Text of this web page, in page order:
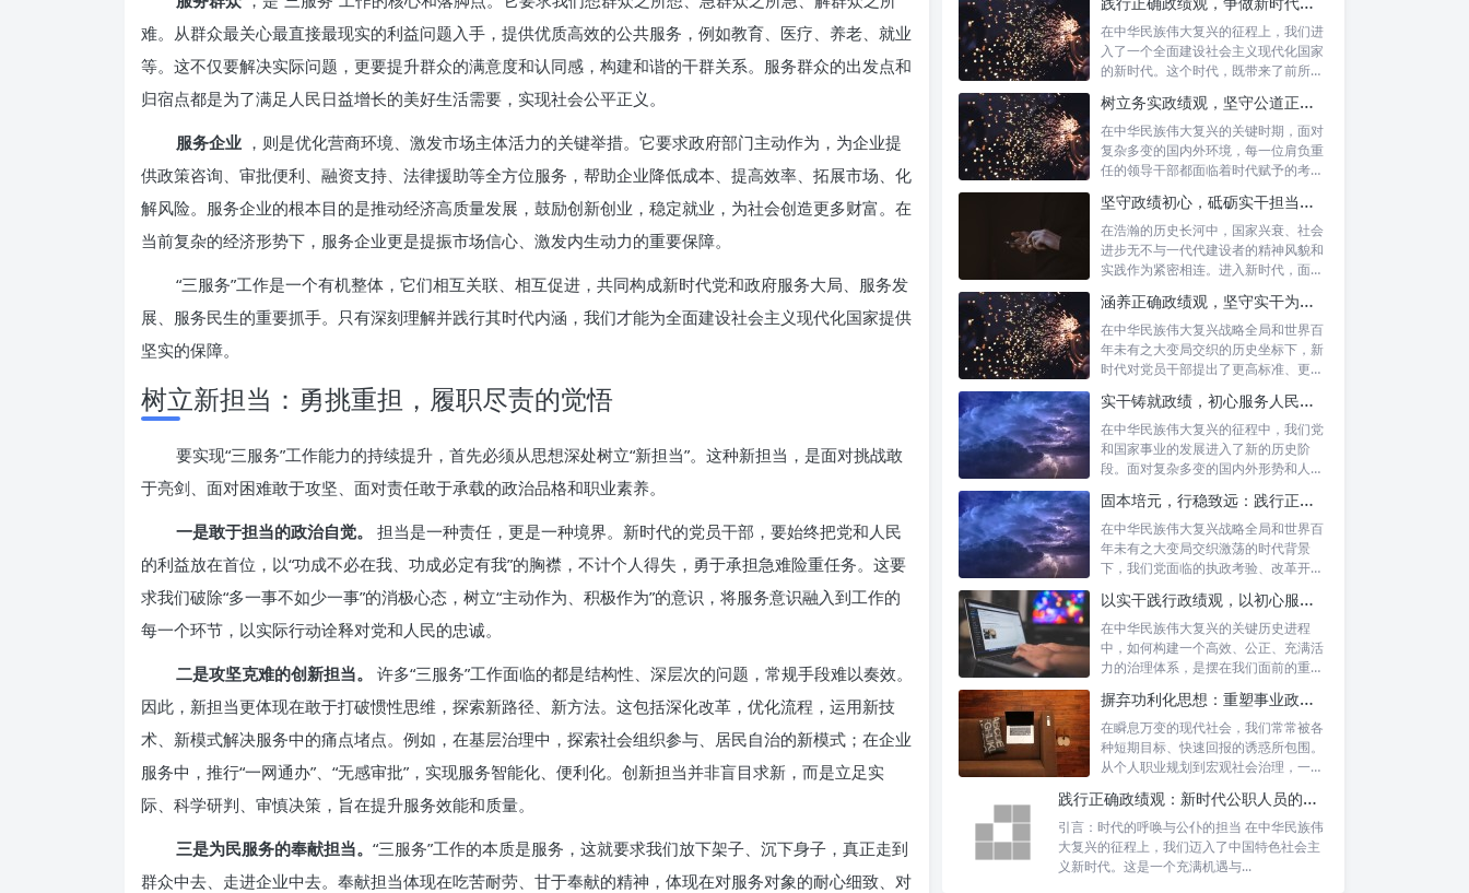
难。从群众最关心最直接最现实的利益问题入手，提供优质高效的公共服务，例如教育、医疗、养老、就业
等。这不仅要解决实际问题，更要提升群众的满意度和认同感，构建和谐的干群关系。服务群众的出发点和
归宿点都是为了满足人民日益增长的美好生活需要，实现社会公平正义。
服务企业 ，则是优化营商环境、激发市场主体活力的关键举措。它要求政府部门主动作为，为企业提
供政策咨询、审批便利、融资支持、法律援助等全方位服务，帮助企业降低成本、提高效率、拓展市场、化
解风险。服务企业的根本目的是推动经济高质量发展，鼓励创新创业，稳定就业，为社会创造更多财富。在
当前复杂的经济形势下，服务企业更是提振市场信心、激发内生动力的重要保障。
“三服务”工作是一个有机整体，它们相互关联、相互促进，共同构成新时代党和政府服务大局、服务发
展、服务民生的重要抓手。只有深刻理解并践行其时代内涵，我们才能为全面建设社会主义现代化国家提供
坚实的保障。
树立新担当：勇挑重担，履职尽责的觉悟
要实现“三服务”工作能力的持续提升，首先必须从思想深处树立“新担当”。这种新担当，是面对挑战敢
于亮剑、面对困难敢于攻坚、面对责任敢于承载的政治品格和职业素养。
一是敢于担当的政治自觉。
担当是一种责任，更是一种境界。新时代的党员干部，要始终把党和人民
的利益放在首位，以“功成不必在我、功成必定有我”的胸襟，不计个人得失，勇于承担急难险重任务。这要
求我们破除“多一事不如少一事”的消极心态，树立“主动作为、积极作为”的意识，将服务意识融入到工作的
每一个环节，以实际行动诠释对党和人民的忠诚。
二是攻坚克难的创新担当。
许多“三服务”工作面临的都是结构性、深层次的问题，常规手段难以奏效。
因此，新担当更体现在敢于打破惯性思维，探索新路径、新方法。这包括深化改革，优化流程，运用新技
术、新模式解决服务中的痛点堵点。例如，在基层治理中，探索社会组织参与、居民自治的新模式；在企业
服务中，推行“一网通办”、“无感审批”，实现服务智能化、便利化。创新担当并非盲目求新，而是立足实
际、科学研判、审慎决策，旨在提升服务效能和质量。
三是为民服务的奉献担当。 “三服务”工作的本质是服务，这就要求我们放下架子、沉下身子，真正走到
群众中去、走进企业中去。奉献担当体现在吃苦耐劳、甘于奉献的精神，体现在对服务对象的耐心细致、对
在中华民族伟大复兴的征程上，我们进
入了一个全面建设社会主义现代化国家
的新时代。这个时代，既带来了前所未
树立务实政绩观，坚守公道正派底线：新时代领导干部高质量发展指南
在中华民族伟大复兴的关键时期，面对
复杂多变的国内外环境，每一位肩负重
任的领导干部都面临着时代赋予的考验
坚守政绩初心，砥砺实干担当：新时代高质量发展的精神坐标
在浩瀚的历史长河中，国家兴衰、社会
进步无不与一代代建设者的精神风貌和
实践作为紧密相连。进入新时代，面对
涵养正确政绩观，坚守实干为民情怀：新时代党员干部的责任与担当
在中华民族伟大复兴战略全局和世界百
年未有之大变局交织的历史坐标下，新
时代对党员干部提出了更高标准、更严
实干铸就政绩，初心服务人民：新时代干部担当作为的实践指南
在中华民族伟大复兴的征程中，我们党
和国家事业的发展进入了新的历史阶
段。面对复杂多变的国内外形势和人民
固本培元，行稳致远：践行正确政绩理念，永葆务实清廉作风的时代命题
在中华民族伟大复兴战略全局和世界百
年未有之大变局交织激荡的时代背景
下，我们党面临的执政考验、改革开放
以实干践行政绩观，以初心服务群众：新时代治理的灯塔与指南
在中华民族伟大复兴的关键历史进程
中，如何构建一个高效、公正、充满活
力的治理体系，是摆在我们面前的重要
摒弃功利化思想：重塑事业政绩观，驱动社会高质量发展
在瞬息万变的现代社会，我们常常被各
种短期目标、快速回报的诱惑所包围。
从个人职业规划到宏观社会治理，一种
践行正确政绩观：新时代公职人员的使命与担当
引言：时代的呼唤与公仆的担当 在中华
民族伟大复兴的征程上，我们迈入了中
国特色社会主义新时代。这是一个充满